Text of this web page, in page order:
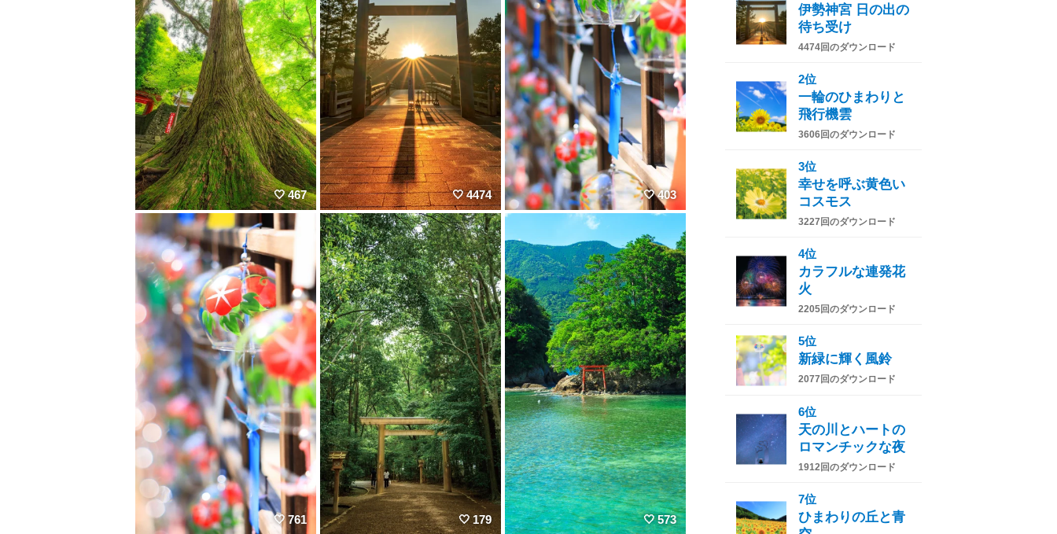
467 4474 403
761 179 573
伊勢神宮 日の出の
待ち受け
4474回のダウンロード
2位
一輪のひまわりと
飛行機雲
3606回のダウンロード
3位
幸せを呼ぶ黄色い
コスモス
3227回のダウンロード
4位
カラフルな連発花
火
2205回のダウンロード
5位
新緑に輝く風鈴
2077回のダウンロード
6位
天の川とハートの
ロマンチックな夜
1912回のダウンロード
7位
ひまわりの丘と青